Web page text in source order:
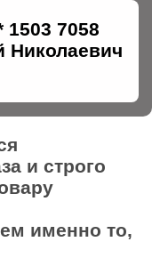
7058
Николаевич
и строго
именно то,